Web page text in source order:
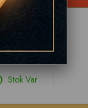
Stok Var